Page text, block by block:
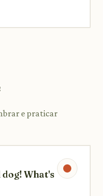
e praticar
What's